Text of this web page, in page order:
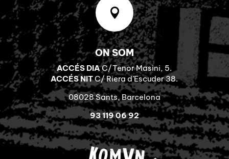

ON SOM
ACCÉS DIAC/Tenor Masini, 5.
ACCÉS NITC/ Riera d’Escuder 38.
08028 Sants, Barcelona
93 119 06 92